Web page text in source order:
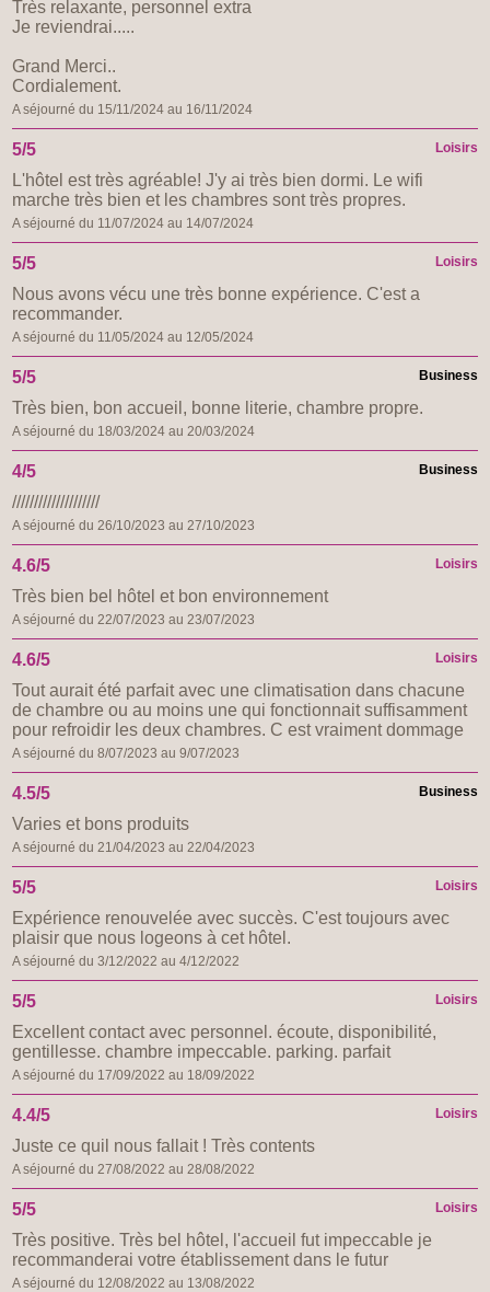
Très relaxante, personnel extra
Je reviendrai.....
Grand Merci..
Cordialement.
A séjourné du 15/11/2024 au 16/11/2024
Loisirs
5/5
L'hôtel est très agréable! J'y ai très bien dormi. Le wifi
marche très bien et les chambres sont très propres.
A séjourné du 11/07/2024 au 14/07/2024
Loisirs
5/5
Nous avons vécu une très bonne expérience. C'est a
recommander.
A séjourné du 11/05/2024 au 12/05/2024
Business
5/5
Très bien, bon accueil, bonne literie, chambre propre.
A séjourné du 18/03/2024 au 20/03/2024
Business
4/5
////////////////////
A séjourné du 26/10/2023 au 27/10/2023
Loisirs
4.6/5
Très bien bel hôtel et bon environnement
A séjourné du 22/07/2023 au 23/07/2023
Loisirs
4.6/5
Tout aurait été parfait avec une climatisation dans chacune
de chambre ou au moins une qui fonctionnait suffisamment
pour refroidir les deux chambres. C est vraiment dommage
A séjourné du 8/07/2023 au 9/07/2023
Business
4.5/5
Varies et bons produits
A séjourné du 21/04/2023 au 22/04/2023
Loisirs
5/5
Expérience renouvelée avec succès. C'est toujours avec
plaisir que nous logeons à cet hôtel.
A séjourné du 3/12/2022 au 4/12/2022
Loisirs
5/5
Excellent contact avec personnel. écoute, disponibilité,
gentillesse. chambre impeccable. parking. parfait
A séjourné du 17/09/2022 au 18/09/2022
Loisirs
4.4/5
Juste ce quil nous fallait ! Très contents
A séjourné du 27/08/2022 au 28/08/2022
Loisirs
5/5
Très positive. Très bel hôtel, l'accueil fut impeccable je
recommanderai votre établissement dans le futur
A séjourné du 12/08/2022 au 13/08/2022